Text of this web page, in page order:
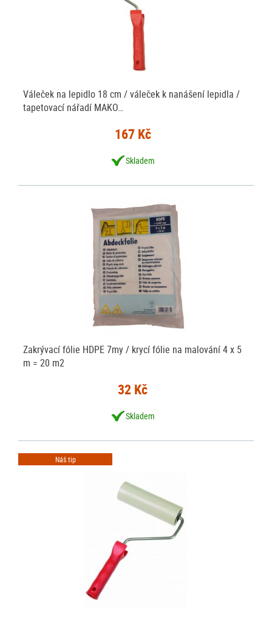
Váleček na lepidlo 18 cm / váleček k nanášení lepidla /
tapetovací nářadí MAKO…
167 Kč
Skladem
Zakrývací fólie HDPE 7my / krycí fólie na malování 4 x 5
m = 20 m2
32 Kč
Skladem
Náš tip